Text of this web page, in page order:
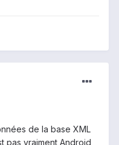
de la base XML
pas vraiment Android